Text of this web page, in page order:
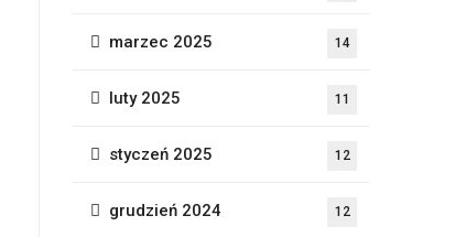
marzec 2025 14
luty 2025 11
styczeń 2025 12
grudzień 2024 12